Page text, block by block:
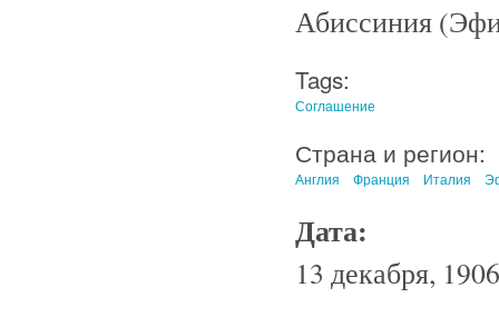
Абиссиния
Tags:
Соглашение
Страна и регион:
Англия Франция Италия
Дата:
13 декабря,